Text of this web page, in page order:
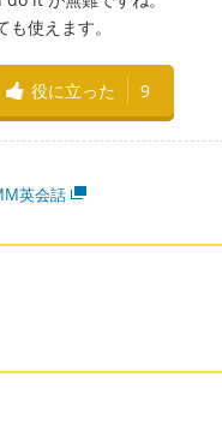
使えます。
役に立った 9
英会話